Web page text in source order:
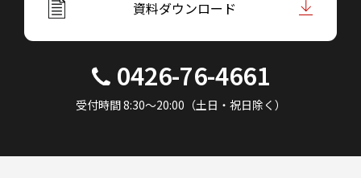
資料ダウンロード
0426-76-4661
受付時間 8:30～20:00（土日・祝日除く）